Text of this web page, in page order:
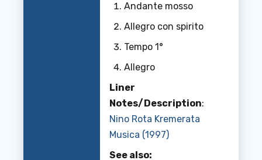
Andante mosso
Allegro con spirito
Tempo 1°
Allegro
Liner
Notes/Description:
Nino Rota Kremerata
Musica (1997)
See also: